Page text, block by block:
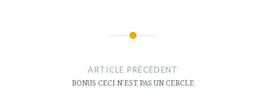
ARTICLE PRÉCÉDENT
BONUS CECI N’EST PAS UN CERCLE